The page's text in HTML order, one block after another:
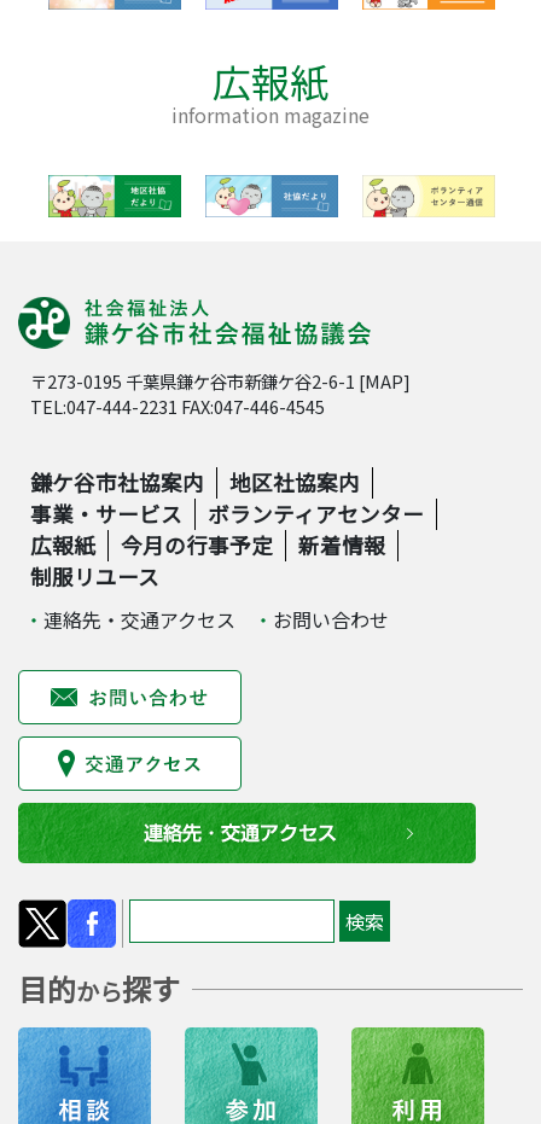
広報紙
information magazine
〒273-0195 千葉県鎌ケ谷市新鎌ケ谷2-6-1 [MAP]
TEL:047-444-2231 FAX:047-446-4545
鎌ケ谷市社協案内
地区社協案内
事業・サービス
ボランティアセンター
広報紙
今月の行事予定
新着情報
制服リユース
連絡先・交通アクセス お問い合わせ
目的から探す